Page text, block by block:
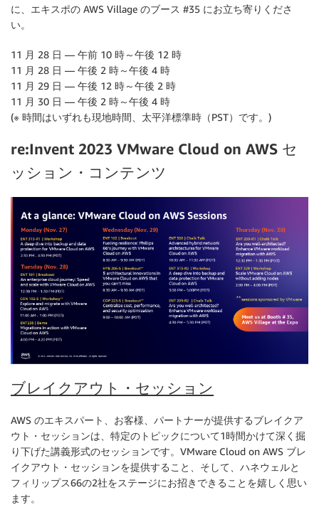
に、エキスポの AWS Village のブース #35 にお立ち寄りくださ
い。
11 月 28 日 — 午前 10 時～午後 12 時
11 月 28 日 — 午後 2 時～午後 4 時
11 月 29 日 — 午後 12 時～午後 2 時
11 月 30 日 — 午後 2 時～午後 4 時
(※ 時間はいずれも現地時間、太平洋標準時（PST）です。)
re:Invent 2023 VMware Cloud on AWS セ
ッション・コンテンツ
ブレイクアウト・セッション
AWS のエキスパート、お客様、パートナーが提供するブレイクア
ウト・セッションは、特定のトピックについて1時間かけて深く掘
り下げた講義形式のセッションです。VMware Cloud on AWS ブレ
イクアウト・セッションを提供すること、そして、ハネウェルと
フィリップス66の2社をステージにお招きできることを嬉しく思い
ます。